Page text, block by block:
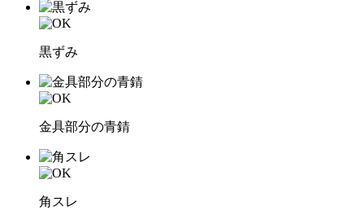
黒ずみ
金具部分の青錆
角スレ